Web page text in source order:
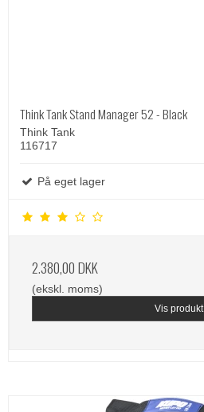
Think Tank Stand Manager 52 - Black
Think Tank
116717
På eget lager
2.380,00 DKK
(ekskl. moms)
Vis produkt